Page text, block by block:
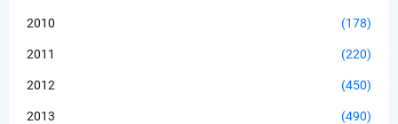
2010 (178)
2011 (220)
2012 (450)
2013 (490)